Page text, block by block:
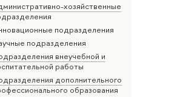
хозяйственные
подразделения
подразделения
внеучебной и
работы
дополнительного
образования